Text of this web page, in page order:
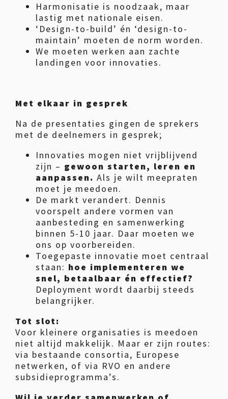
Harmonisatie is noodzaak, maar
lastig met nationale eisen.
‘Design-to-build’ én ‘design-to-
maintain’ moeten de norm worden.
We moeten werken aan zachte
landingen voor innovaties.
Met elkaar in gesprek
Na de presentaties gingen de sprekers
met de deelnemers in gesprek;
Innovaties mogen niet vrijblijvend
zijn – gewoon starten, leren en
aanpassen. Als je wilt meepraten
moet je meedoen.
De markt verandert. Dennis
voorspelt andere vormen van
aanbesteding en samenwerking
binnen 5-10 jaar. Daar moeten we
ons op voorbereiden.
Toegepaste innovatie moet centraal
staan: hoe implementeren we
snel, betaalbaar én effectief?
Deployment wordt daarbij steeds
belangrijker.
Tot slot:
Voor kleinere organisaties is meedoen
niet altijd makkelijk. Maar er zijn routes:
via bestaande consortia, Europese
netwerken, of via RVO en andere
subsidieprogramma’s.